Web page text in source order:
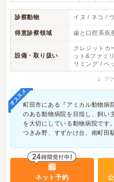
診察動物 イヌ / ネコ /
得意診察領域 歯と口腔系疾
設備・取り扱い
クレジットカ
ット&ファミ
リミング / ペ
↓ ア
オススメ町田市にある『アミカル動物病
のある動物病院を目指し、飼い
を大切にしている動物病院です
つきみ野、すずかけ台、南町田
ネット予約